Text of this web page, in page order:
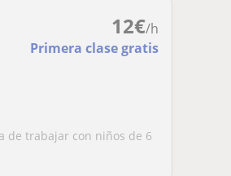
12€/h
Primera clase gratis
de trabajar con niños de 6